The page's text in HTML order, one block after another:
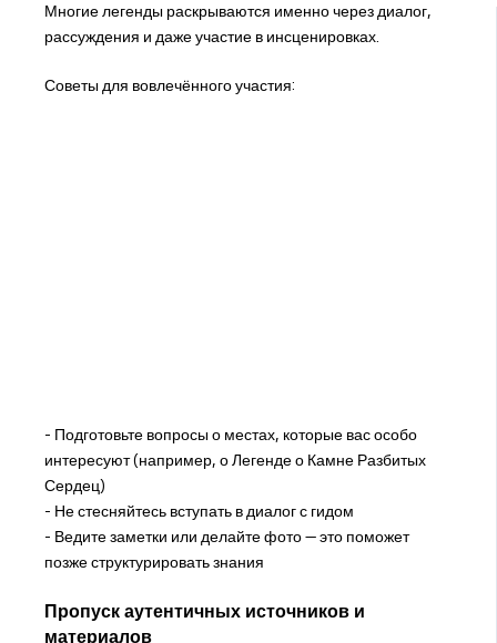
Многие легенды раскрываются именно через диалог,
рассуждения и даже участие в инсценировках.
Советы для вовлечённого участия:
- Подготовьте вопросы о местах, которые вас особо
интересуют (например, о Легенде о Камне Разбитых
Сердец)
- Не стесняйтесь вступать в диалог с гидом
- Ведите заметки или делайте фото — это поможет
позже структурировать знания
Пропуск аутентичных источников и
материалов